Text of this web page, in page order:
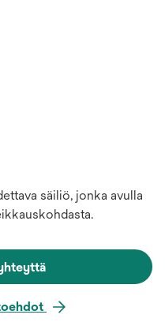
säiliö, jonka avulla